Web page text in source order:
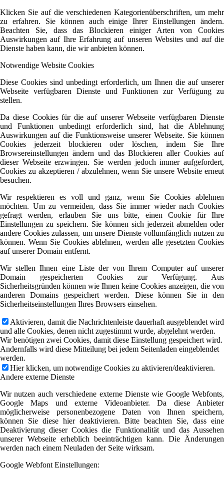
Klicken Sie auf die verschiedenen Kategorienüberschriften, um mehr
zu erfahren. Sie können auch einige Ihrer Einstellungen ändern.
Beachten Sie, dass das Blockieren einiger Arten von Cookies
Auswirkungen auf Ihre Erfahrung auf unseren Websites und auf die
Dienste haben kann, die wir anbieten können.
Notwendige Website Cookies
Diese Cookies sind unbedingt erforderlich, um Ihnen die auf unserer
Webseite verfügbaren Dienste und Funktionen zur Verfügung zu
stellen.
Da diese Cookies für die auf unserer Webseite verfügbaren Dienste
und Funktionen unbedingt erforderlich sind, hat die Ablehnung
Auswirkungen auf die Funktionsweise unserer Webseite. Sie können
Cookies jederzeit blockieren oder löschen, indem Sie Ihre
Browsereinstellungen ändern und das Blockieren aller Cookies auf
dieser Webseite erzwingen. Sie werden jedoch immer aufgefordert,
Cookies zu akzeptieren / abzulehnen, wenn Sie unsere Website erneut
besuchen.
Wir respektieren es voll und ganz, wenn Sie Cookies ablehnen
möchten. Um zu vermeiden, dass Sie immer wieder nach Cookies
gefragt werden, erlauben Sie uns bitte, einen Cookie für Ihre
Einstellungen zu speichern. Sie können sich jederzeit abmelden oder
andere Cookies zulassen, um unsere Dienste vollumfänglich nutzen zu
können. Wenn Sie Cookies ablehnen, werden alle gesetzten Cookies
auf unserer Domain entfernt.
Wir stellen Ihnen eine Liste der von Ihrem Computer auf unserer
Domain gespeicherten Cookies zur Verfügung. Aus
Sicherheitsgründen können wie Ihnen keine Cookies anzeigen, die von
anderen Domains gespeichert werden. Diese können Sie in den
Sicherheitseinstellungen Ihres Browsers einsehen.
Aktivieren, damit die Nachrichtenleiste dauerhaft ausgeblendet wird
und alle Cookies, denen nicht zugestimmt wurde, abgelehnt werden.
Wir benötigen zwei Cookies, damit diese Einstellung gespeichert wird.
Andernfalls wird diese Mitteilung bei jedem Seitenladen eingeblendet
werden.
Hier klicken, um notwendige Cookies zu aktivieren/deaktivieren.
Andere externe Dienste
Wir nutzen auch verschiedene externe Dienste wie Google Webfonts,
Google Maps und externe Videoanbieter. Da diese Anbieter
möglicherweise personenbezogene Daten von Ihnen speichern,
können Sie diese hier deaktivieren. Bitte beachten Sie, dass eine
Deaktivierung dieser Cookies die Funktionalität und das Aussehen
unserer Webseite erheblich beeinträchtigen kann. Die Änderungen
werden nach einem Neuladen der Seite wirksam.
Google Webfont Einstellungen: